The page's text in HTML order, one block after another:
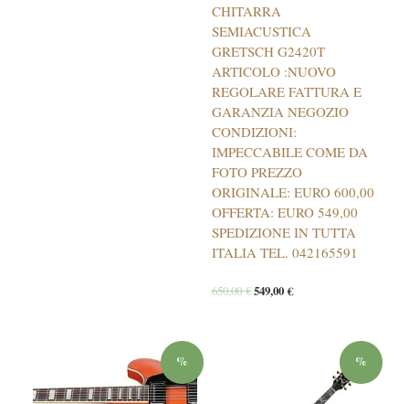
CHITARRA
SEMIACUSTICA
GRETSCH G2420T
ARTICOLO :NUOVO
REGOLARE FATTURA E
GARANZIA NEGOZIO
CONDIZIONI:
IMPECCABILE COME DA
FOTO PREZZO
ORIGINALE: EURO 600,00
OFFERTA: EURO 549,00
SPEDIZIONE IN TUTTA
ITALIA TEL. 042165591
650,00€549,00€
% %